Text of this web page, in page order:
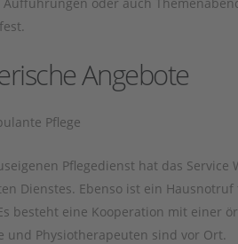
Angebote
Pflege
Pflegedienst hat das
Dienstes. Ebenso ist ein
besteht eine Kooperation mit einer
und Physiotherapeuten sind vor Ort.